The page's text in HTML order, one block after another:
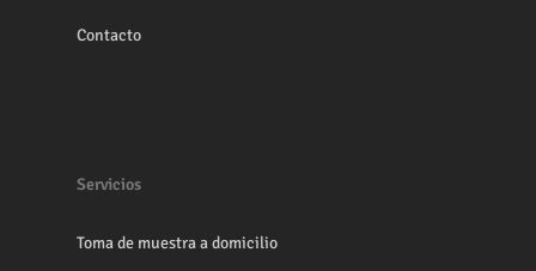
Contacto
Servicios
Toma de muestra a domicilio